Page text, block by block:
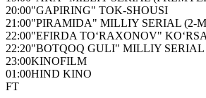
20:00"GAPIRING" TOK-SHOUSI
21:00"PIRAMIDA" MILLIY SERIAL (2-
22:00"EFIRDA TO‘RAXONOV"
22:20"BOTQOQ GULI" MILLIY SERIAL
23:00KINOFILM
01:00HIND KINO
FT